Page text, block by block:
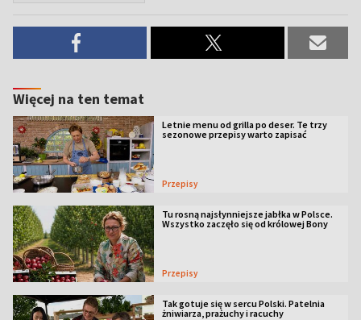
Więcej na ten temat
Letnie menu od grilla po deser. Te trzy
sezonowe przepisy warto zapisać
Przepisy
Tu rosną najsłynniejsze jabłka w Polsce.
Wszystko zaczęło się od królowej Bony
Przepisy
Tak gotuje się w sercu Polski. Patelnia
żniwiarza, prażuchy i racuchy